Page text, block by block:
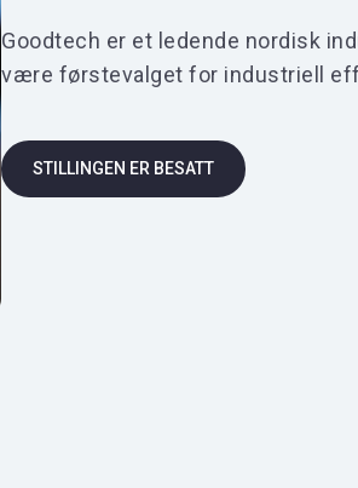
Goodtech er et ledende nordisk
være førstevalget for industriell
STILLINGEN ER BESATT